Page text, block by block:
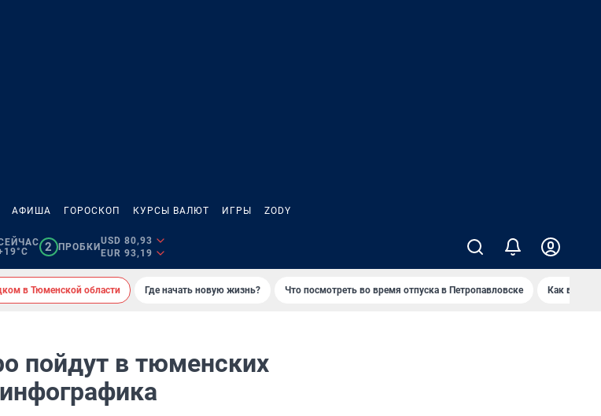
АФИША ГОРОСКОП КУРСЫ ВАЛЮТ ИГРЫ ZODY
2 ПРОБКИ
USD 80,93
EUR 93,19
в Тюменской области Где начать новую жизнь? Что посмотреть во время отпуска в Петропавловске Как
пойдут в тюменских